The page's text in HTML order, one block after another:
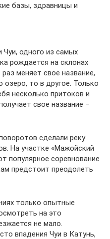
базы, здравницы и
Чуи, одного из самых
рождается на склонах
меняет свое название,
то в другое. Только
несколько притоков и
свое название –
сделали реку
На участке «Мажойский
популярное соревнование
предстоит преодолеть
только опытные
на это
не мало.
впадения Чуи в Катунь,